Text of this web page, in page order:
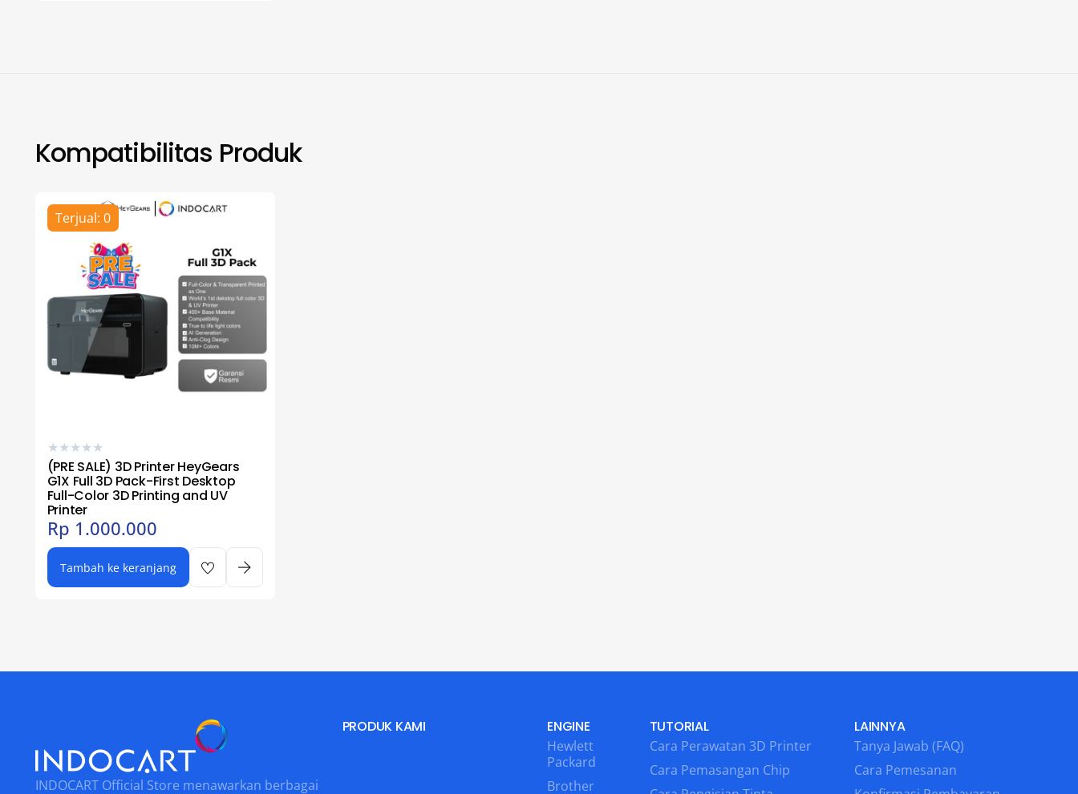
Kompatibilitas Produk
Terjual: 0
★★★★★
(PRE SALE) 3D Printer HeyGears
G1X Full 3D Pack-First Desktop
Full-Color 3D Printing and UV
Printer
Rp 1.000.000
Tambah ke keranjang
INDOCART Official Store menawarkan berbagai
PRODUK KAMI ENGINE
Hewlett
Packard
Brother
TUTORIAL
Cara Perawatan 3D Printer
Cara Pemasangan Chip
LAINNYA
Tanya Jawab (FAQ)
Cara Pemesanan